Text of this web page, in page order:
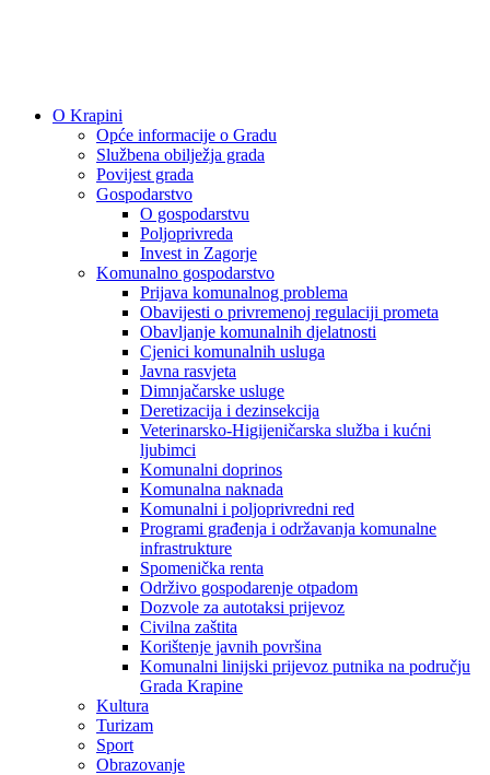
O Krapini
Opće informacije o Gradu
Službena obilježja grada
Povijest grada
Gospodarstvo
O gospodarstvu
Poljoprivreda
Invest in Zagorje
Komunalno gospodarstvo
Prijava komunalnog problema
Obavijesti o privremenoj regulaciji prometa
Obavljanje komunalnih djelatnosti
Cjenici komunalnih usluga
Javna rasvjeta
Dimnjačarske usluge
Deretizacija i dezinsekcija
Veterinarsko-Higijeničarska služba i kućni
ljubimci
Komunalni doprinos
Komunalna naknada
Komunalni i poljoprivredni red
Programi građenja i održavanja komunalne
infrastrukture
Spomenička renta
Održivo gospodarenje otpadom
Dozvole za autotaksi prijevoz
Civilna zaštita
Korištenje javnih površina
Komunalni linijski prijevoz putnika na području
Grada Krapine
Kultura
Turizam
Sport
Obrazovanje